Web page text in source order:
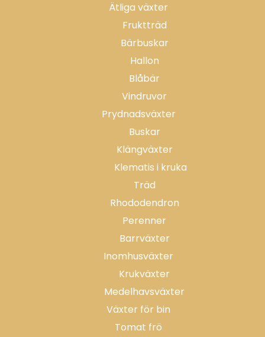
Ätliga växter
Fruktträd
Bärbuskar
Hallon
Blåbär
Vindruvor
Prydnadsväxter
Buskar
Klängväxter
Klematis i kruka
Träd
Rhododendron
Perenner
Barrväxter
Inomhusväxter
Krukväxter
Medelhavsväxter
Växter för bin
Tomat frö